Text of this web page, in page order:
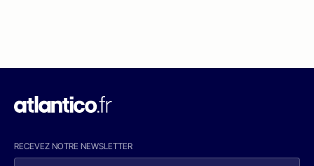
RECEVEZ NOTRE NEWSLETTER